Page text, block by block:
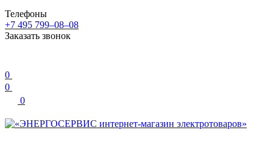
Телефоны
+7 495 799–08–08
Заказать звонок
0
0
0